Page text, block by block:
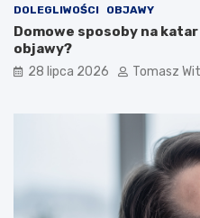
DOLEGLIWOŚCI OBJAWY
Domowe sposoby na
objawy?
28 lipca 2026 Tomasz